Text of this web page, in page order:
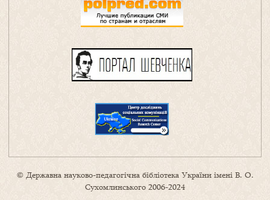
© Державна науково-педагогічна бібліотека України імені В. О.
Сухомлинського 2006-2024